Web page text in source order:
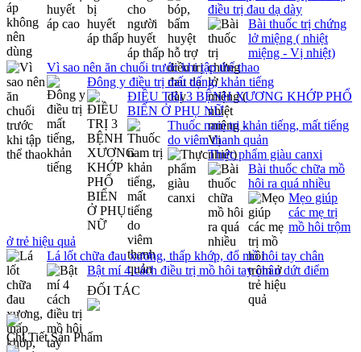
điều trị đau dạ dày
Bài thuốc trị chứng
lở miệng ( nhiệt
miệng - Vị nhiệt)
Vì sao nên ăn chuối trước khi tập thể thao
Đông y điều trị mất tiếng, khản tiếng
ĐIỀU TRỊ 3 BỆNH XƯƠNG KHỚP PHỔ
BIẾN Ở PHỤ NỮ
Thuốc nam trị khản tiếng, mất tiếng
do viêm thanh quản
Thực phẩm giàu canxi
Bài thuốc chữa mồ
hôi ra quá nhiều
Mẹo giúp
các mẹ trị
mồ hôi trộm
ở trẻ hiệu quả
Lá lốt chữa đau xương, thấp khớp, đổ mồ hôi tay chân
Bật mí 4 cách điều trị mồ hôi tay chân dứt điểm
ĐỐI TÁC
Chi Tiết Sản Phẩm